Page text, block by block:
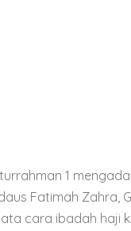
1
Fatimah Zahra,
cara ibadah haji